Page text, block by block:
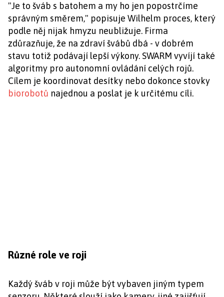
"Je to šváb s batohem a my ho jen popostrčíme
správným směrem," popisuje Wilhelm proces, který
podle něj nijak hmyzu neubližuje. Firma
zdůrazňuje, že na zdraví švábů dbá - v dobrém
stavu totiž podávají lepší výkony. SWARM vyvíjí také
algoritmy pro autonomní ovládání celých rojů.
Cílem je koordinovat desítky nebo dokonce stovky
biorobotů najednou a poslat je k určitému cíli.
Různé role ve roji
Každý šváb v roji může být vybaven jiným typem